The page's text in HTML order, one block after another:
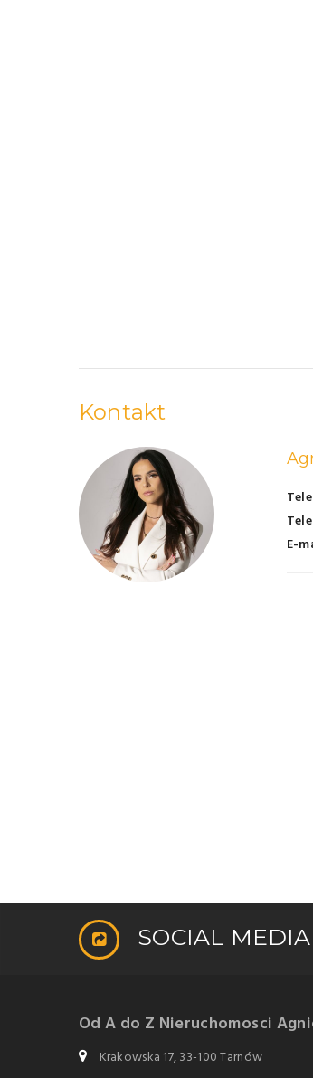
Kontakt
E-
SOCIAL MEDIA
Od A do Z Nieruchomosci
Krakowska 17, 33-100 Tarnów